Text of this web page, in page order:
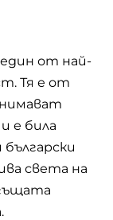
един от най-
Тя е от
е била
света на